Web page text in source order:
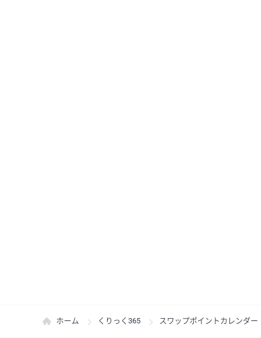
ホーム くりっく365 スワップポイントカレンダー